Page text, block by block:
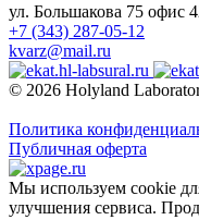
ул. Большакова 75 офис
+7 (343) 287-05-12
kvarz@mail.ru
© 2026 Holyland
Политика
Публичная оферта
Мы используем cookie
улучшения сервиса.